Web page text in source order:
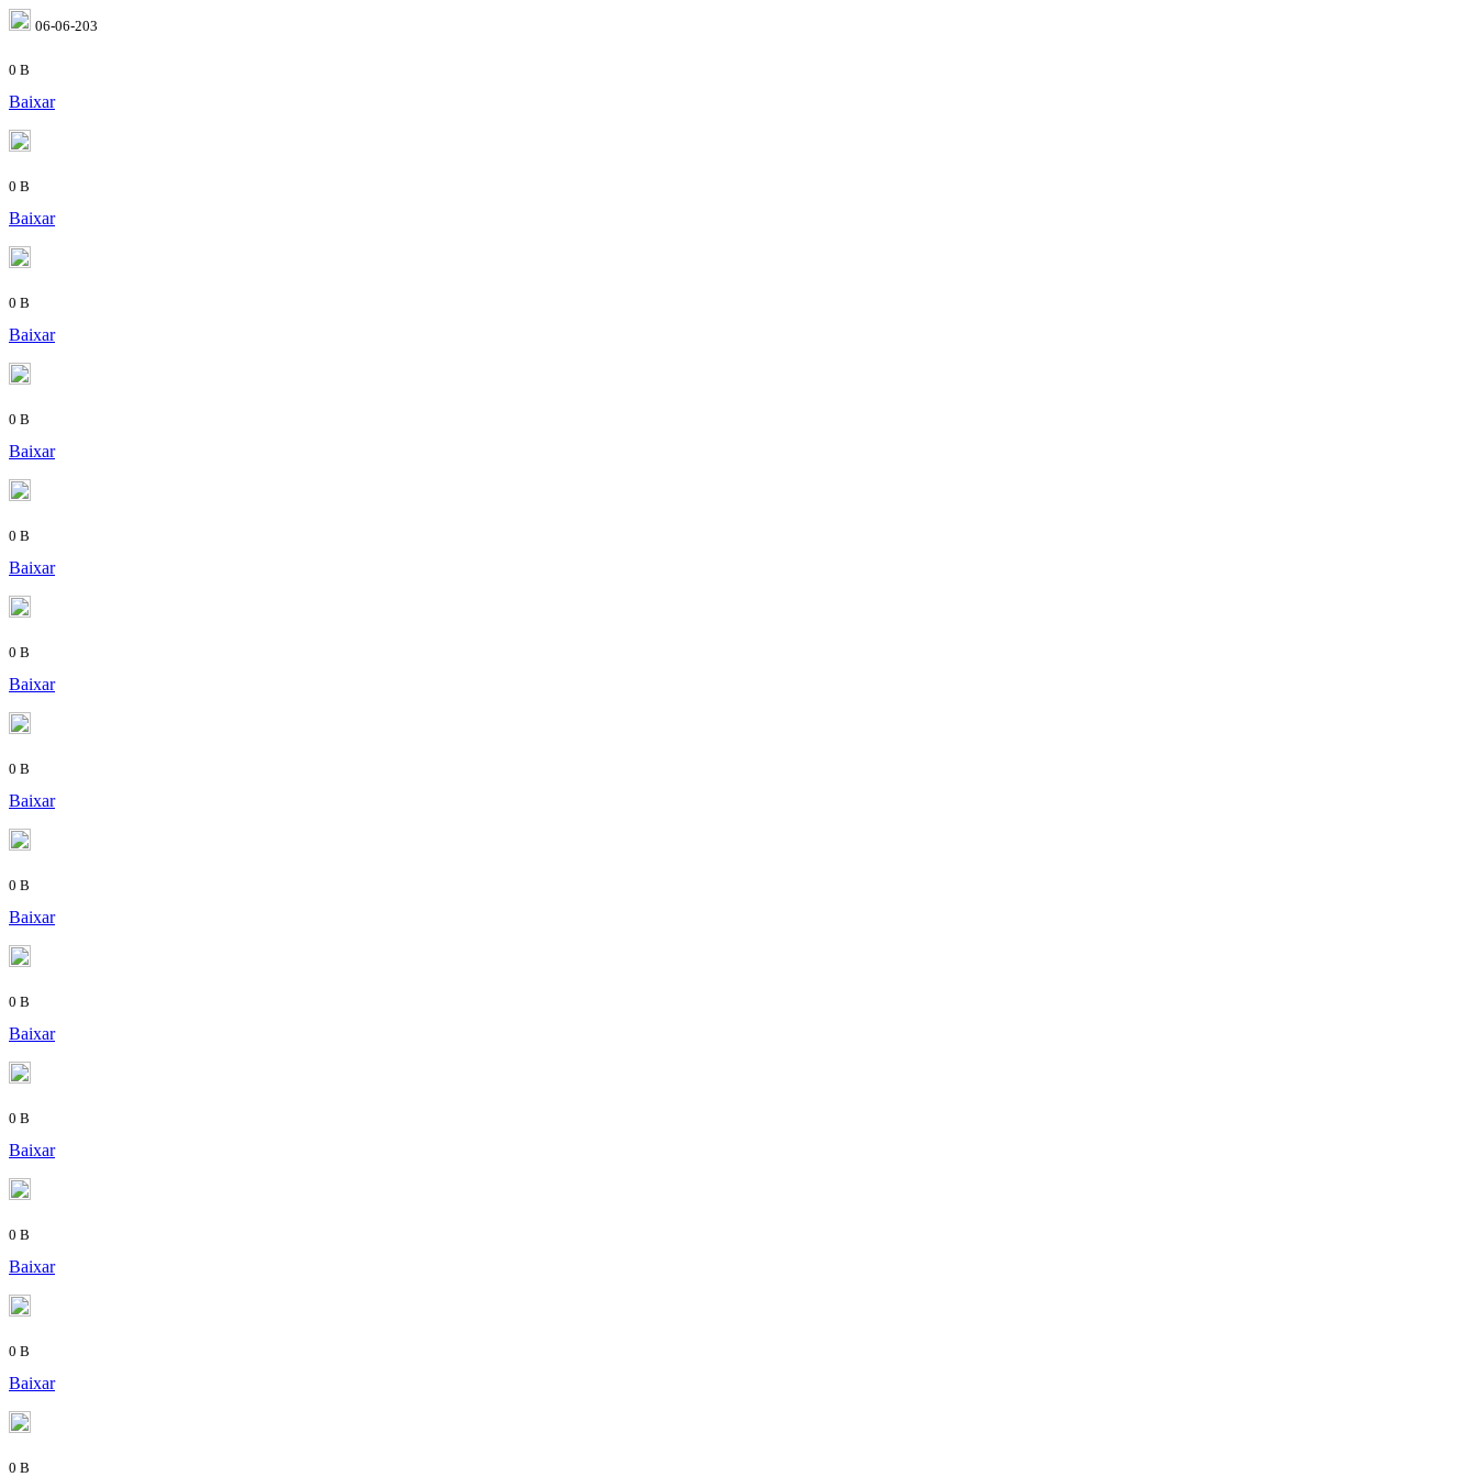
06-06-203
0 B
Baixar
0 B
Baixar
0 B
Baixar
0 B
Baixar
0 B
Baixar
0 B
Baixar
0 B
Baixar
0 B
Baixar
0 B
Baixar
0 B
Baixar
0 B
Baixar
0 B
Baixar
0 B